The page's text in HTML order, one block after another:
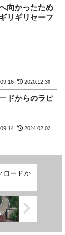
向かったため
リギリセーフ
2020.12.30
ドからのラピ
2024.02.02
ロードか